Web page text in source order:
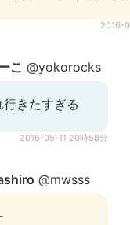
2016-
こ @yokorocks
行きたすぎる
2016-05-11 20時58分
@mwsss